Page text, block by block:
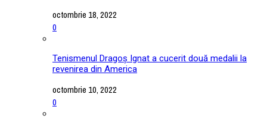
octombrie 18, 2022
0
Tenismenul Dragoș Ignat a cucerit două medalii la
revenirea din America
octombrie 10, 2022
0